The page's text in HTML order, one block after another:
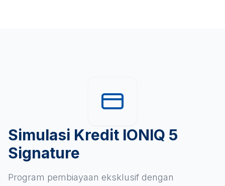
Simulasi Kredit IONIQ 5
Signature
Program pembiayaan eksklusif dengan